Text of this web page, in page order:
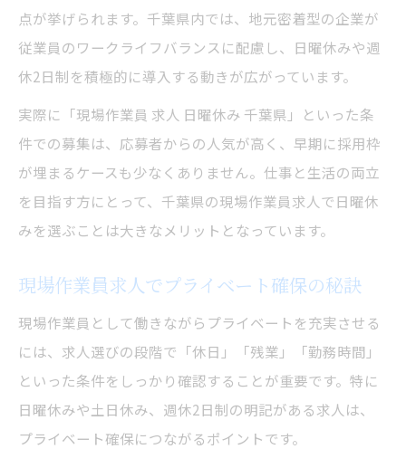
点が挙げられます。千葉県内では、地元密着型の企業が
従業員のワークライフバランスに配慮し、日曜休みや週
休2日制を積極的に導入する動きが広がっています。
実際に「現場作業員 求人 日曜休み 千葉県」といった条
件での募集は、応募者からの人気が高く、早期に採用枠
が埋まるケースも少なくありません。仕事と生活の両立
を目指す方にとって、千葉県の現場作業員求人で日曜休
みを選ぶことは大きなメリットとなっています。
現場作業員求人でプライベート確保の秘訣
現場作業員として働きながらプライベートを充実させる
には、求人選びの段階で「休日」「残業」「勤務時間」
といった条件をしっかり確認することが重要です。特に
日曜休みや土日休み、週休2日制の明記がある求人は、
プライベート確保につながるポイントです。